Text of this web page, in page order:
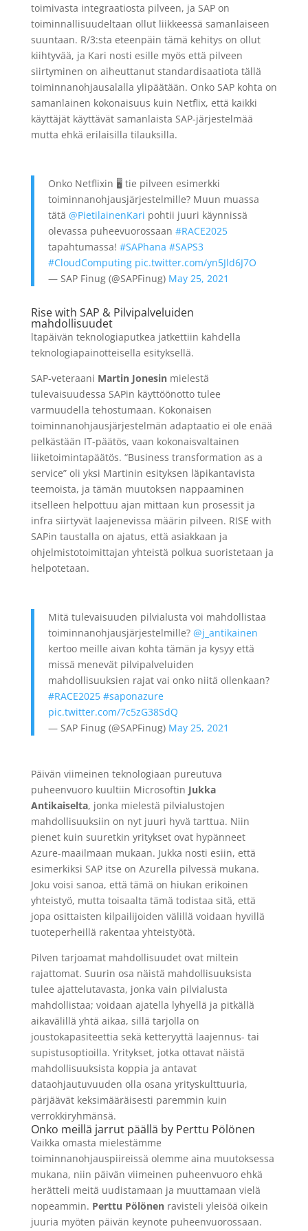
toimivasta integraatiosta pilveen, ja SAP on
toiminnallisuudeltaan ollut liikkeessä samanlaiseen
suuntaan. R/3:sta eteenpäin tämä kehitys on ollut
kiihtyvää, ja Kari nosti esille myös että pilveen
siirtyminen on aiheuttanut standardisaatiota tällä
toiminnanohjausalalla ylipäätään. Onko SAP kohta on
samanlainen kokonaisuus kuin Netflix, että kaikki
käyttäjät käyttävät samanlaista SAP-järjestelmää
mutta ehkä erilaisilla tilauksilla.
Onko Netflixin 🖥 tie pilveen esimerkki
toiminnanohjausjärjestelmille? Muun muassa
tätä @PietilainenKari pohtii juuri käynnissä
olevassa puheevuorossaan #RACE2025
tapahtumassa! #SAPhana #SAPS3
#CloudComputing pic.twitter.com/yn5Jld6J7O
— SAP Finug (@SAPFinug) May 25, 2021
Rise with SAP & Pilvipalveluiden
mahdollisuudet
ltapäivän teknologiaputkea jatkettiin kahdella
teknologiapainotteisella esityksellä.
SAP-veteraani Martin Jonesinmielestä
tulevaisuudessa SAPin käyttöönotto tulee
varmuudella tehostumaan. Kokonaisen
toiminnanohjausjärjestelmän adaptaatio ei ole enää
pelkästään IT-päätös, vaan kokonaisvaltainen
liiketoimintapäätös. “Business transformation as a
service” oli yksi Martinin esityksen läpikantavista
teemoista, ja tämän muutoksen nappaaminen
itselleen helpottuu ajan mittaan kun prosessit ja
infra siirtyvät laajenevissa määrin pilveen. RISE with
SAPin taustalla on ajatus, että asiakkaan ja
ohjelmistotoimittajan yhteistä polkua suoristetaan ja
helpotetaan.
Mitä tulevaisuuden pilvialusta voi mahdollistaa
toiminnanohjausjärjestelmille? @j_antikainen
kertoo meille aivan kohta tämän ja kysyy että
missä menevät pilvipalveluiden
mahdollisuuksien rajat vai onko niitä ollenkaan?
#RACE2025 #saponazure
pic.twitter.com/7c5zG38SdQ
— SAP Finug (@SAPFinug) May 25, 2021
Päivän viimeinen teknologiaan pureutuva
puheenvuoro kuultiin Microsoftin Jukka
Antikaiselta, jonka mielestä pilvialustojen
mahdollisuuksiin on nyt juuri hyvä tarttua. Niin
pienet kuin suuretkin yritykset ovat hypänneet
Azure-maailmaan mukaan. Jukka nosti esiin, että
esimerkiksi SAP itse on Azurella pilvessä mukana.
Joku voisi sanoa, että tämä on hiukan erikoinen
yhteistyö, mutta toisaalta tämä todistaa sitä, että
jopa osittaisten kilpailijoiden välillä voidaan hyvillä
tuoteperheillä rakentaa yhteistyötä.
Pilven tarjoamat mahdollisuudet ovat miltein
rajattomat. Suurin osa näistä mahdollisuuksista
tulee ajattelutavasta, jonka vain pilvialusta
mahdollistaa; voidaan ajatella lyhyellä ja pitkällä
aikavälillä yhtä aikaa, sillä tarjolla on
joustokapasiteettia sekä ketteryyttä laajennus- tai
supistusoptioilla. Yritykset, jotka ottavat näistä
mahdollisuuksista koppia ja antavat
dataohjautuvuuden olla osana yrityskulttuuria,
pärjäävät keksimääräisesti paremmin kuin
verrokkiryhmänsä.
Onko meillä jarrut päällä by Perttu Pölönen
Vaikka omasta mielestämme
toiminnanohjauspiireissä olemme aina muutoksessa
mukana, niin päivän viimeinen puheenvuoro ehkä
herätteli meitä uudistamaan ja muuttamaan vielä
nopeammin. Perttu Pölönenravisteli yleisöä oikein
juuria myöten päivän keynote puheenvuorossaan.